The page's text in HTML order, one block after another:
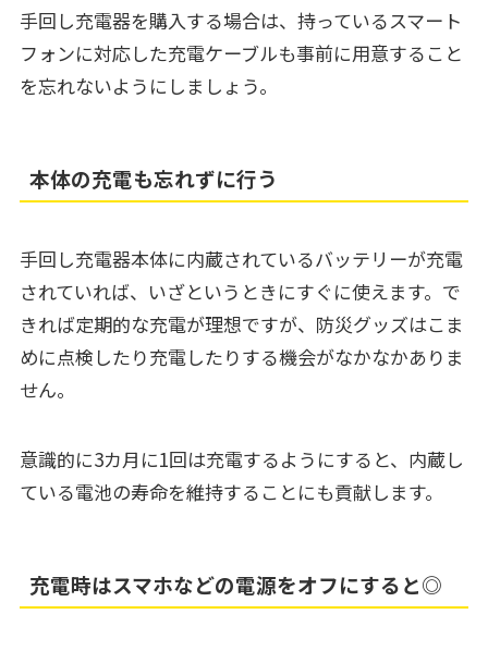
手回し充電器を購入する場合は、持っているスマート
フォンに対応した充電ケーブルも事前に用意すること
を忘れないようにしましょう。
本体の充電も忘れずに行う
手回し充電器本体に内蔵されているバッテリーが充電
されていれば、いざというときにすぐに使えます。で
きれば定期的な充電が理想ですが、防災グッズはこま
めに点検したり充電したりする機会がなかなかありま
せん。
意識的に3カ月に1回は充電するようにすると、内蔵し
ている電池の寿命を維持することにも貢献します。
充電時はスマホなどの電源をオフにすると◎